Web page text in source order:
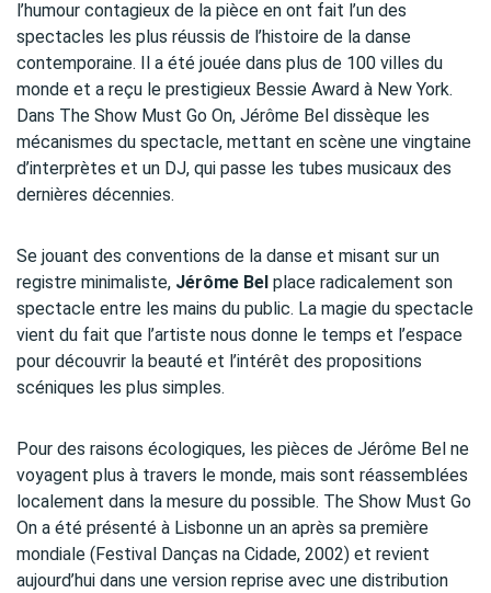
l’humour contagieux de la pièce en ont fait l’un des
spectacles les plus réussis de l’histoire de la danse
contemporaine. Il a été jouée dans plus de 100 villes du
monde et a reçu le prestigieux Bessie Award à New York.
Dans The Show Must Go On, Jérôme Bel dissèque les
mécanismes du spectacle, mettant en scène une vingtaine
d’interprètes et un DJ, qui passe les tubes musicaux des
dernières décennies.
Se jouant des conventions de la danse et misant sur un
registre minimaliste, Jérôme Bel place radicalement son
spectacle entre les mains du public. La magie du spectacle
vient du fait que l’artiste nous donne le temps et l’espace
pour découvrir la beauté et l’intérêt des propositions
scéniques les plus simples.
Pour des raisons écologiques, les pièces de Jérôme Bel ne
voyagent plus à travers le monde, mais sont réassemblées
localement dans la mesure du possible. The Show Must Go
On a été présenté à Lisbonne un an après sa première
mondiale (Festival Danças na Cidade, 2002) et revient
aujourd’hui dans une version reprise avec une distribution